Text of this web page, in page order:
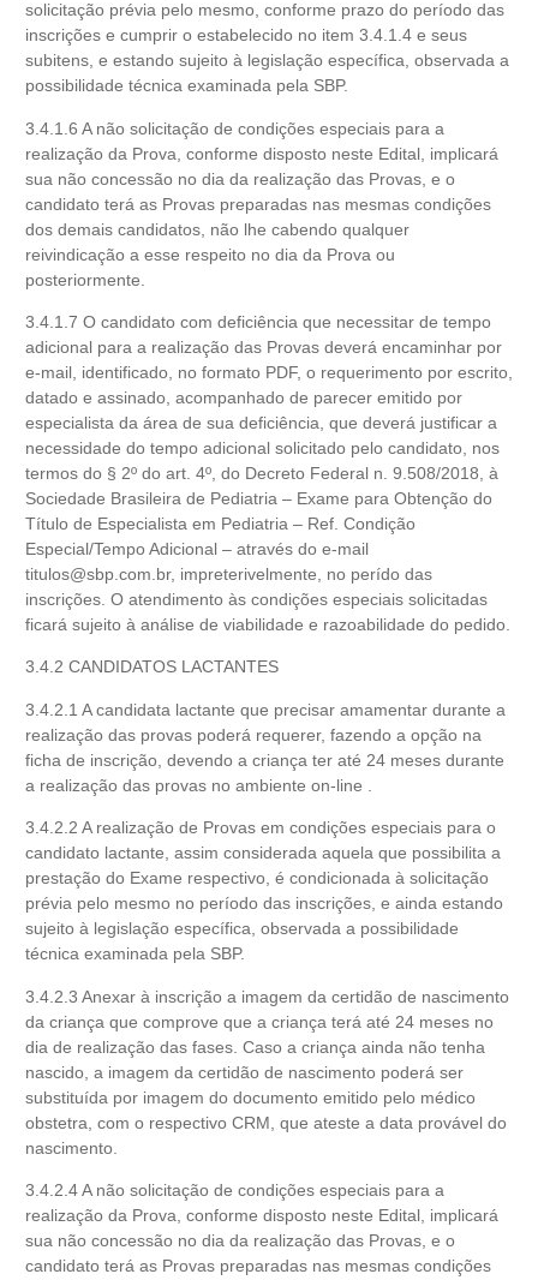
solicitação prévia pelo mesmo, conforme prazo do período das
inscrições e cumprir o estabelecido no item 3.4.1.4 e seus
subitens, e estando sujeito à legislação específica, observada a
possibilidade técnica examinada pela SBP.
3.4.1.6 A não solicitação de condições especiais para a
realização da Prova, conforme disposto neste Edital, implicará
sua não concessão no dia da realização das Provas, e o
candidato terá as Provas preparadas nas mesmas condições
dos demais candidatos, não lhe cabendo qualquer
reivindicação a esse respeito no dia da Prova ou
posteriormente.
3.4.1.7 O candidato com deficiência que necessitar de tempo
adicional para a realização das Provas deverá encaminhar por
e-mail, identificado, no formato PDF, o requerimento por escrito,
datado e assinado, acompanhado de parecer emitido por
especialista da área de sua deficiência, que deverá justificar a
necessidade do tempo adicional solicitado pelo candidato, nos
termos do § 2º do art. 4º, do Decreto Federal n. 9.508/2018, à
Sociedade Brasileira de Pediatria – Exame para Obtenção do
Título de Especialista em Pediatria – Ref. Condição
Especial/Tempo Adicional – através do e-mail
titulos@sbp.com.br, impreterivelmente, no perído das
inscrições. O atendimento às condições especiais solicitadas
ficará sujeito à análise de viabilidade e razoabilidade do pedido.
3.4.2 CANDIDATOS LACTANTES
3.4.2.1 A candidata lactante que precisar amamentar durante a
realização das provas poderá requerer, fazendo a opção na
ficha de inscrição, devendo a criança ter até 24 meses durante
a realização das provas no ambiente on-line .
3.4.2.2 A realização de Provas em condições especiais para o
candidato lactante, assim considerada aquela que possibilita a
prestação do Exame respectivo, é condicionada à solicitação
prévia pelo mesmo no período das inscrições, e ainda estando
sujeito à legislação específica, observada a possibilidade
técnica examinada pela SBP.
3.4.2.3 Anexar à inscrição a imagem da certidão de nascimento
da criança que comprove que a criança terá até 24 meses no
dia de realização das fases. Caso a criança ainda não tenha
nascido, a imagem da certidão de nascimento poderá ser
substituída por imagem do documento emitido pelo médico
obstetra, com o respectivo CRM, que ateste a data provável do
nascimento.
3.4.2.4 A não solicitação de condições especiais para a
realização da Prova, conforme disposto neste Edital, implicará
sua não concessão no dia da realização das Provas, e o
candidato terá as Provas preparadas nas mesmas condições